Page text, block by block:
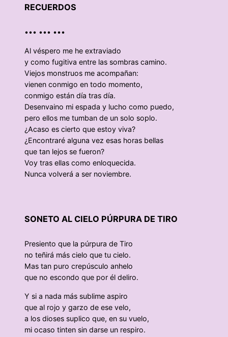
RECUERDOS
••• ••• •••
Al véspero me he extraviado
y como fugitiva entre las sombras camino.
Viejos monstruos me acompañan:
vienen conmigo en todo momento,
conmigo están día tras día.
Desenvaino mi espada y lucho como puedo,
pero ellos me tumban de un solo soplo.
¿Acaso es cierto que estoy viva?
¿Encontraré alguna vez esas horas bellas
que tan lejos se fueron?
Voy tras ellas como enloquecida.
Nunca volverá a ser noviembre.
SONETO AL CIELO PÚRPURA DE TIRO
Presiento que la púrpura de Tiro
no teñirá más cielo que tu cielo.
Mas tan puro crepúsculo anhelo
que no escondo que por él deliro.
Y si a nada más sublime aspiro
que al rojo y garzo de ese velo,
a los dioses suplico que, en su vuelo,
mi ocaso tinten sin darse un respiro.